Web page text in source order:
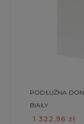
PODŁUŻNA
BIAŁY
1 322,96 zł